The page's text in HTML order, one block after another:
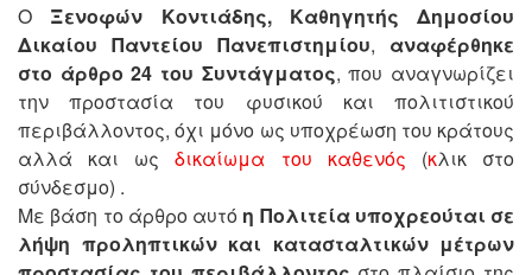
Ο Ξενοφών Κοντιάδης, Καθηγητής Δημοσίου
Δικαίου Παντείου Πανεπιστημίου, αναφέρθηκε
στο άρθρο 24 του Συντάγματος, που αναγνωρίζει
την προστασία του φυσικού και πολιτιστικού
περιβάλλοντος, όχι μόνο ως υποχρέωση του κράτους
αλλά και ωςδικαίωμα του καθενός (κλικ στο
σύνδεσμο) .
Με βάση το άρθρο αυτό η Πολιτεία υποχρεούται σε
λήψη προληπτικών και κατασταλτικών μέτρων